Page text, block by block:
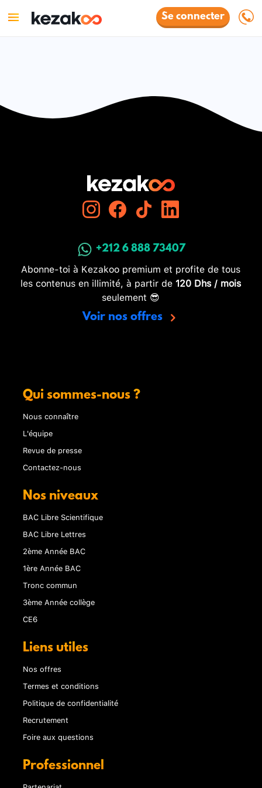
Se connecter
+212 6 888 73407
Abonne-toi à Kezakoo premium et profite de tous
les contenus en illimité, à partir de 120 Dhs / mois
seulement 😎
Voir nos offres
Qui sommes-nous ?
Nous connaître
L'équipe
Revue de presse
Contactez-nous
Nos niveaux
BAC Libre Scientifique
BAC Libre Lettres
2ème Année BAC
1ère Année BAC
Tronc commun
3ème Année collège
CE6
Liens utiles
Nos offres
Termes et conditions
Politique de confidentialité
Recrutement
Foire aux questions
Professionnel